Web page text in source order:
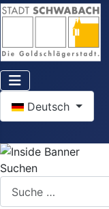
Deutsch
Suchen